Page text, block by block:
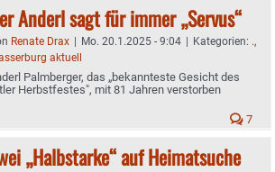
Anderl sagt für immer „Servus“
Renate Drax | Mo. 20.1.2025 - 9:04 | Kategorien: .,
aktuell
Palmberger, das „bekannteste Gesicht des
Herbstfestes", mit 81 Jahren verstorben
7
„Halbstarke“ auf Heimatsuche